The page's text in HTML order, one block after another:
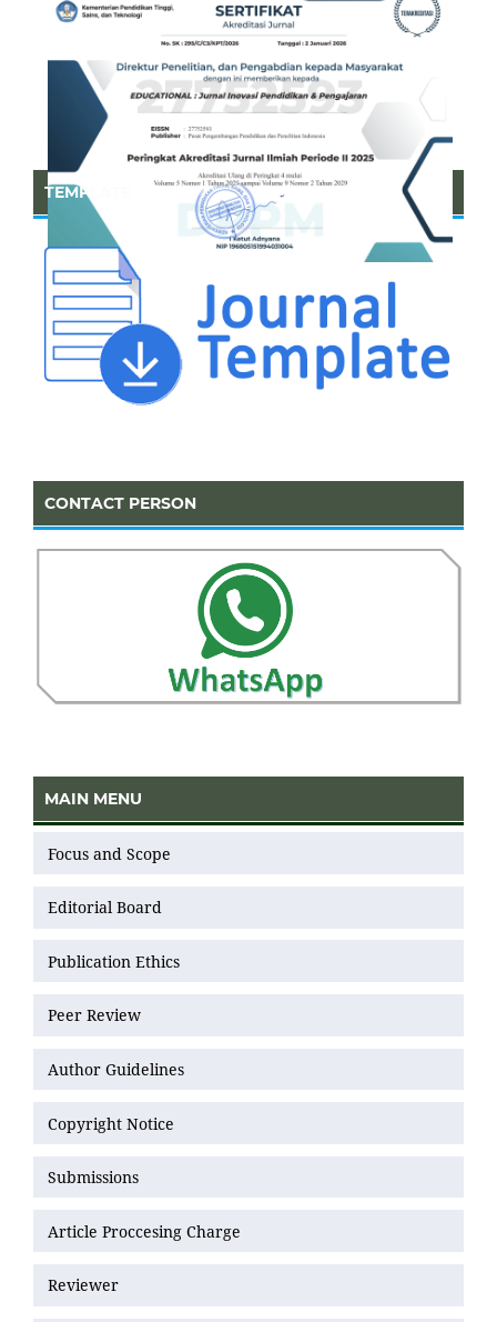
TEMPLATE
CONTACT PERSON
MAIN MENU
Focus and Scope
Editorial Board
Publication Ethics
Peer Review
Author Guidelines
Copyright Notice
Submissions
Article Proccesing Charge
Reviewer